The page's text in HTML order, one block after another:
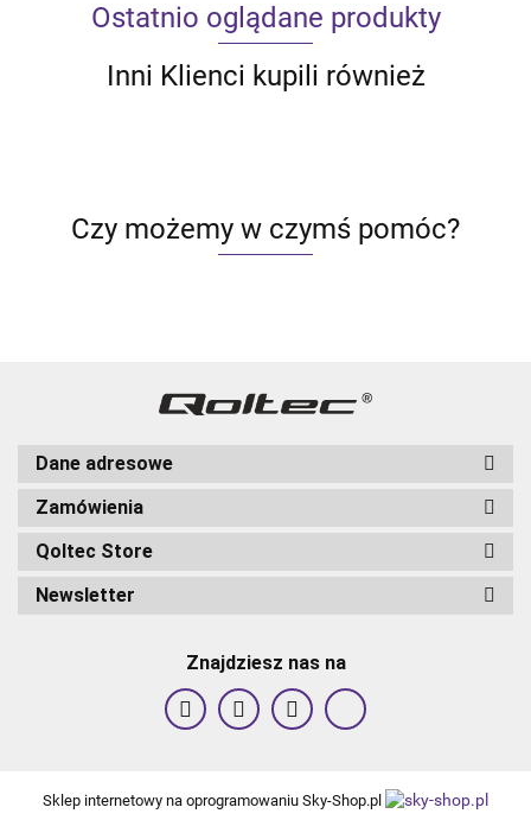
Ostatnio oglądane produkty
Inni Klienci kupili również
Czy możemy w czymś pomóc?
Dane adresowe
Zamówienia
Qoltec Store
Newsletter
Znajdziesz nas na
Sklep internetowy na oprogramowaniu Sky-Shop.pl